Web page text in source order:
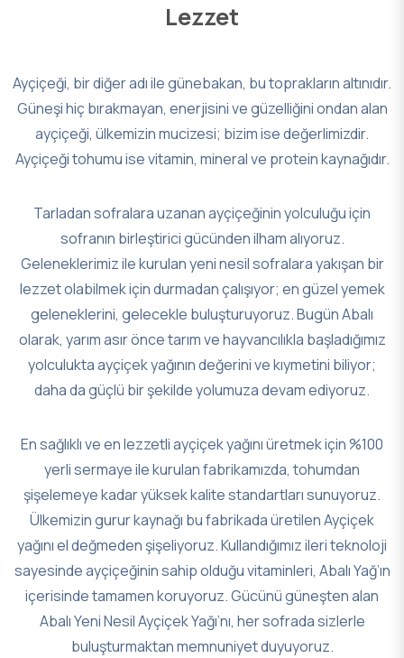
Lezzet
Ayçiçeği, bir diğer adı ile günebakan, bu toprakların altınıdır.
Güneşi hiç bırakmayan, enerjisini ve güzelliğini ondan alan
ayçiçeği, ülkemizin mucizesi; bizim ise değerlimizdir.
Ayçiçeği tohumu ise vitamin, mineral ve protein kaynağıdır.
Tarladan sofralara uzanan ayçiçeğinin yolculuğu için
sofranın birleştirici gücünden ilham alıyoruz.
Geleneklerimiz ile kurulan yeni nesil sofralara yakışan bir
lezzet olabilmek için durmadan çalışıyor; en güzel yemek
geleneklerini, gelecekle buluşturuyoruz. Bugün Abalı
olarak, yarım asır önce tarım ve hayvancılıkla başladığımız
yolculukta ayçiçek yağının değerini ve kıymetini biliyor;
daha da güçlü bir şekilde yolumuza devam ediyoruz.
En sağlıklı ve en lezzetli ayçiçek yağını üretmek için %100
yerli sermaye ile kurulan fabrikamızda, tohumdan
şişelemeye kadar yüksek kalite standartları sunuyoruz.
Ülkemizin gurur kaynağı bu fabrikada üretilen Ayçiçek
yağını el değmeden şişeliyoruz. Kullandığımız ileri teknoloji
sayesinde ayçiçeğinin sahip olduğu vitaminleri, Abalı Yağ’ın
içerisinde tamamen koruyoruz. Gücünü güneşten alan
Abalı Yeni Nesil Ayçiçek Yağı’nı, her sofrada sizlerle
buluşturmaktan memnuniyet duyuyoruz.